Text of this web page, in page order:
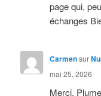
page qui,
échanges
Carmensur
mai 25, 2026
Merci,